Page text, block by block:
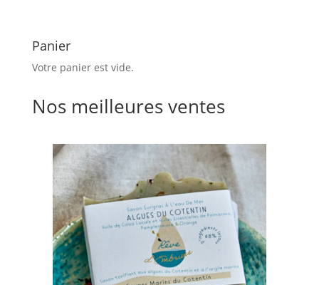
Panier
Votre panier est vide.
Nos meilleures ventes